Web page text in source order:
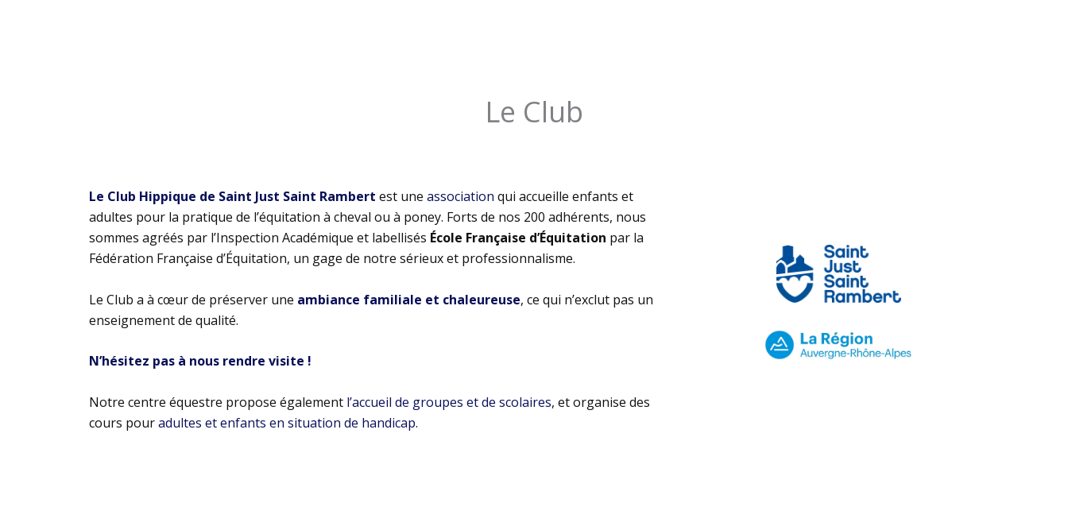
Le Club
Le Club Hippique de Saint Just Saint Rambert est une association qui accueille enfants et
adultes pour la pratique de l’équitation à cheval ou à poney. Forts de nos 200 adhérents, nous
sommes agréés par l’Inspection Académique et labellisés École Française d’Équitation par la
Fédération Française d’Équitation, un gage de notre sérieux et professionnalisme.
Le Club a à cœur de préserver une ambiance familiale et chaleureuse, ce qui n’exclut pas un
enseignement de qualité.
N’hésitez pas à nous rendre visite !
Notre centre équestre propose également l’accueil de groupes et de scolaires, et organise des
cours pouradultes et enfants en situation de handicap.